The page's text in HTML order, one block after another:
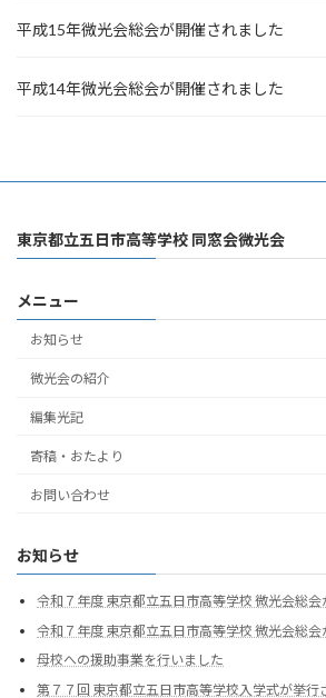
平成15年微光会総会が開催されました
平成14年微光会総会が開催されました
東京都立五日市高等学校 同窓会微光会
メニュー
お知らせ
微光会の紹介
編集光記
寄稿・おたより
お問い合わせ
お知らせ
令和７年度 東京都立五日市高等学校 微光会総
令和７年度 東京都立五日市高等学校 微光会総
母校への援助事業を行いました
第７７回 東京都立五日市高等学校入学式が挙行